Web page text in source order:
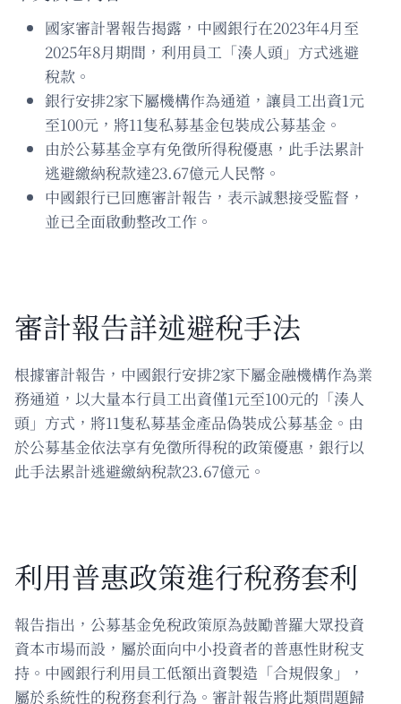
國家審計署報告揭露，中國銀行在2023年4月至
2025年8月期間，利用員工「湊人頭」方式逃避
稅款。
銀行安排2家下屬機構作為通道，讓員工出資1元
至100元，將11隻私募基金包裝成公募基金。
由於公募基金享有免徵所得稅優惠，此手法累計
逃避繳納稅款達23.67億元人民幣。
中國銀行已回應審計報告，表示誠懇接受監督，
並已全面啟動整改工作。
審計報告詳述避稅手法
根據審計報告，中國銀行安排2家下屬金融機構作為業
務通道，以大量本行員工出資僅1元至100元的「湊人
頭」方式，將11隻私募基金產品偽裝成公募基金。由
於公募基金依法享有免徵所得稅的政策優惠，銀行以
此手法累計逃避繳納稅款23.67億元。
利用普惠政策進行稅務套利
報告指出，公募基金免稅政策原為鼓勵普羅大眾投資
資本市場而設，屬於面向中小投資者的普惠性財稅支
持。中國銀行利用員工低額出資製造「合規假象」，
屬於系統性的稅務套利行為。審計報告將此類問題歸